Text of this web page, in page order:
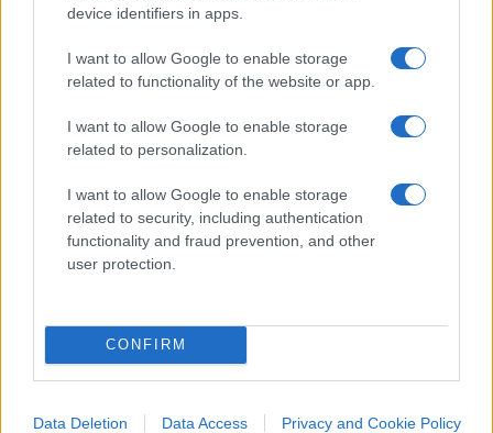
device identifiers in apps.
I want to allow Google to enable storage
related to functionality of the website or app.
I want to allow Google to enable storage
related to personalization.
I want to allow Google to enable storage
related to security, including authentication
functionality and fraud prevention, and other
user protection.
CONFIRM
Data Deletion Data Access Privacy and Cookie Policy
E adesso molti si chiedono:il Csm aprirà una
Sulla vicenda interviene anche la politica. “Quanto